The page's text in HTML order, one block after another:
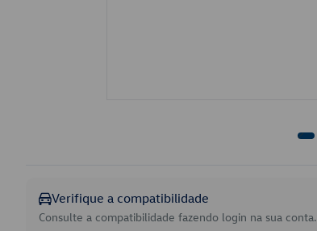
Verifique a compatibilidade
Consulte a compatibilidade fazendo login na sua conta.